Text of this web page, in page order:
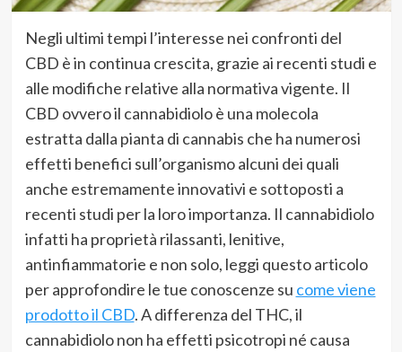
Negli ultimi tempi l’interesse nei confronti del
CBD è in continua crescita, grazie ai recenti studi e
alle modifiche relative alla normativa vigente. Il
CBD ovvero il cannabidiolo è una molecola
estratta dalla pianta di cannabis che ha numerosi
effetti benefici sull’organismo alcuni dei quali
anche estremamente innovativi e sottoposti a
recenti studi per la loro importanza. Il cannabidiolo
infatti ha proprietà rilassanti, lenitive,
antinfiammatorie e non solo, leggi questo articolo
per approfondire le tue conoscenze su come viene
prodotto il CBD. A differenza del THC, il
cannabidiolo non ha effetti psicotropi né causa